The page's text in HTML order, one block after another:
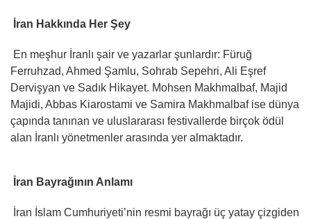
İran Hakkında Her Şey
En meşhur İranlı şair ve yazarlar şunlardır: Füruğ
Ferruhzad, Ahmed Şamlu, Sohrab Sepehri, Ali Eşref
Dervişyan ve Sadık Hikayet. Mohsen Makhmalbaf, Majid
Majidi, Abbas Kiarostami ve Samira Makhmalbaf ise dünya
çapında tanınan ve uluslararası festivallerde birçok ödül
alan İranlı yönetmenler arasında yer almaktadır.
İran Bayrağının Anlamı
İran İslam Cumhuriyeti’nin resmi bayrağı üç yatay çizgiden